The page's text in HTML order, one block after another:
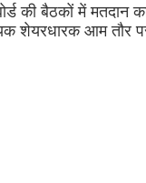
की बैठकों में मतदान
शेयरधारक आम तौर